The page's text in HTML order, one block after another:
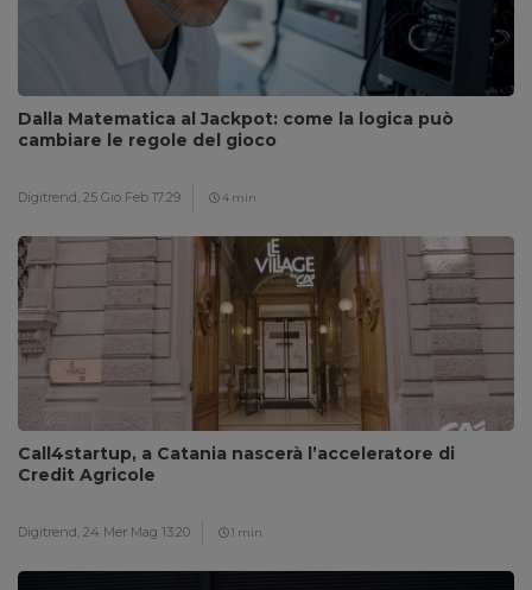
Dalla Matematica al Jackpot: come la logica può
cambiare le regole del gioco
Digitrend, 25 Gio Feb 17:29 4 min
Call4startup, a Catania nascerà l’acceleratore di
Credit Agricole
Digitrend, 24 Mer Mag 13:20 1 min